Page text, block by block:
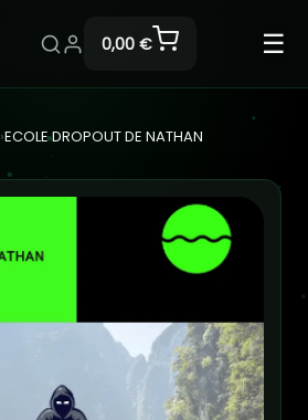
0,00 € ☰
›ECOLE DROPOUT DE NATHAN